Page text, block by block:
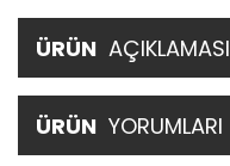
ÜRÜN AÇIKLAMASI
ÜRÜN YORUMLARI